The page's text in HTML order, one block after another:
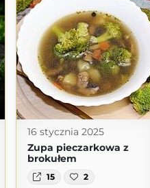
16 stycznia 2025
Zupa pieczarkowa z
brokułem
15 2